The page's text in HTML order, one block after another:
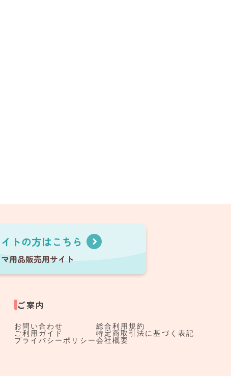
ご案内
お問い合わせ
ご利用ガイド
プライバシーポリシー
総合利用規約
特定商取引法に基づく表記
会社概要